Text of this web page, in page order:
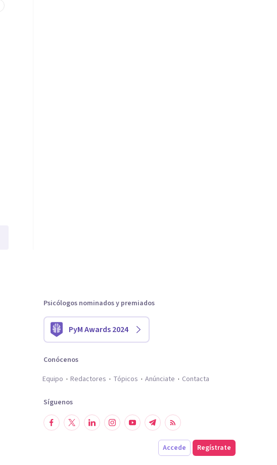
Psicólogos nominados y premiados
PyM Awards 2024
Conócenos
Equipo
Redactores Tópicos Anúnciate Contacta
Síguenos
Accede Regístrate